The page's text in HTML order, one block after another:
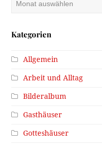
Kategorien
Allgemein
Arbeit und Alltag
Bilderalbum
Gasthäuser
Gotteshäuser